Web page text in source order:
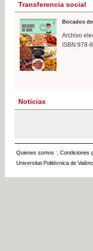
Transferencia social
Bocados
Archivo
ISBN:978-
Noticias
Quienes somos :: Condiciones
Universitat Politècnica de